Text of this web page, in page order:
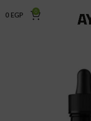
0
0 EGP